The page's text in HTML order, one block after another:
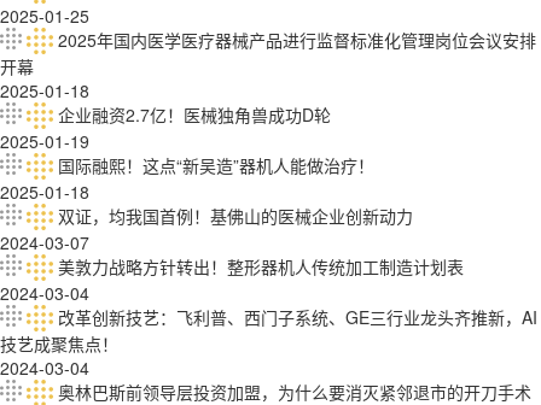
2025-01-25
2025年国内医学医疗器械产品进行监督标准化管理岗位会议安排
开幕
2025-01-18
企业融资2.7亿！医械独角兽成功D轮
2025-01-19
国际融熙！这点“新吴造”器机人能做治疗！
2025-01-18
双证，均我国首例！基佛山的医械企业创新动力
2024-03-07
美敦力战略方针转出！整形器机人传统加工制造计划表
2024-03-04
改革创新技艺：飞利普、西门子系统、GE三行业龙头齐推新，AI
技艺成聚焦点！
2024-03-04
奥林巴斯前领导层投资加盟，为什么要消灭紧邻退市的开刀手术